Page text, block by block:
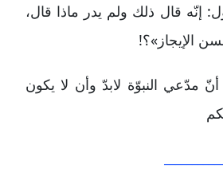
إنّه قال ذلك ولم يدر ماذا قال،
الإيجاز»؟!
مدّعي النبوّة لابدّ وأن لا يكون